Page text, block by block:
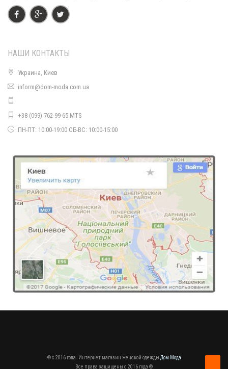
Гламурный спортивный костюм бархатный
НАШИ КОНТАКТЫ
Украина, Киев
inform@dom-moda.com.ua
+38 (099) 762-99-65 MTS
ПН-ПТ: 10:00-19:00 СБ-ВС: 10:00-15:00
© c 2016 года. Интернет магазин женской одежды Дом Мода
Все права защищены c 2016 года ©